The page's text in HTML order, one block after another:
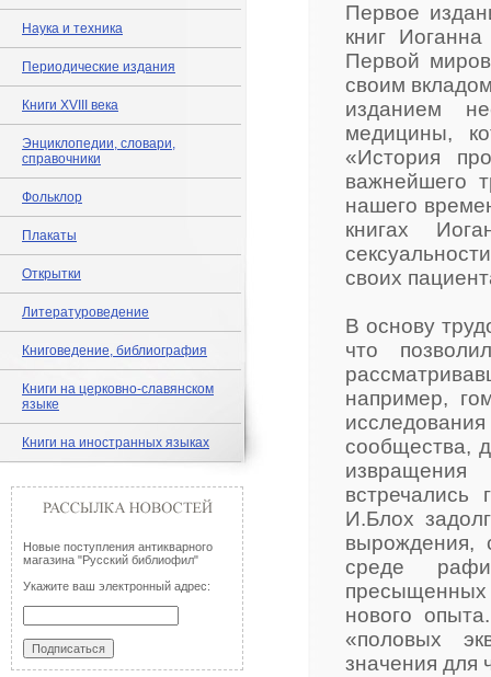
Наука и техника
Периодические издания
Книги XVIII века
Энциклопедии, словари,
справочники
Фольклор
Плакаты
Открытки
Литературоведение
Книговедение, библиография
Книги на церковно-славянском
языке
Книги на иностранных языках
Новые поступления антикварного
магазина "Русский библиофил"
Укажите ваш электронный адрес:
Первое
книг
Первой
своим
изданием
медицины,
«История
важнейшего
нашего
книгах
своих
В основу
что
например,
сообщества,
И.Блох
вырождения,
среде
пресыщенных
нового
«половых
значения для